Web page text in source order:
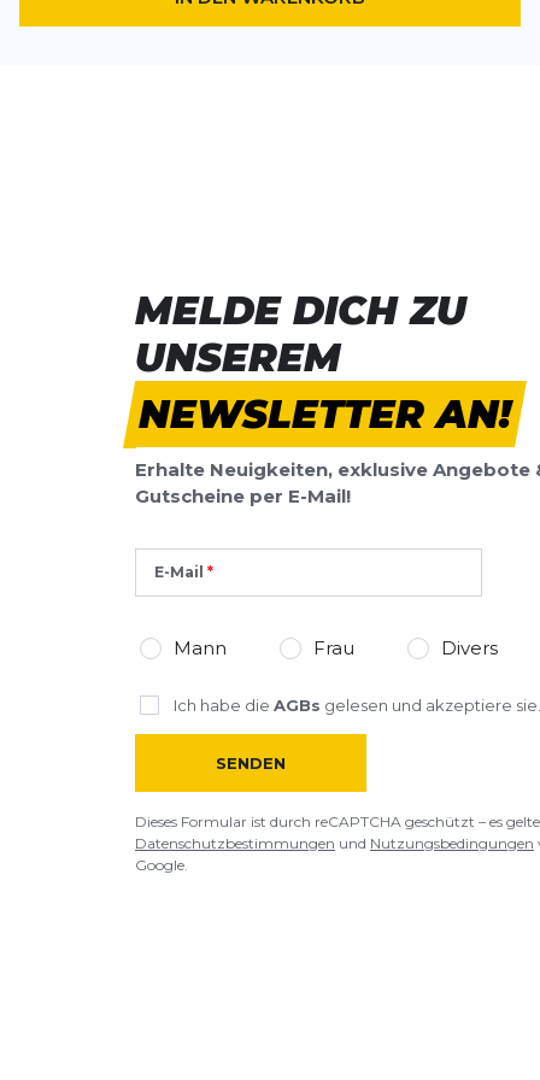
MELDE DICH ZU
UNSEREM
NEWSLETTER AN!
Erhalte Neuigkeiten, exklusive Angebote
Gutscheine per E-Mail!
E-Mail
Mann Frau Divers
Ich habe die AGBs gelesen und akzeptiere sie.
SENDEN
Dieses Formular ist durch reCAPTCHA geschützt – es
Datenschutzbestimmungen und Nutzungsbedingungen
Google.